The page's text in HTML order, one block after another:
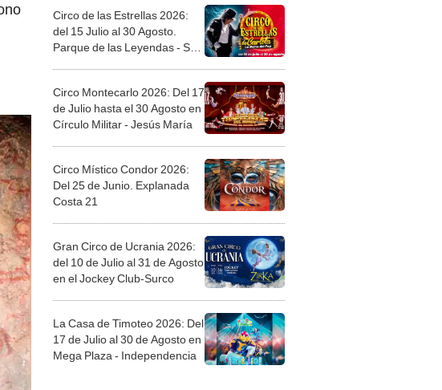
Circo de las Estrellas 2026:
del 15 Julio al 30 Agosto.
Parque de las Leyendas - San
Circo Montecarlo 2026: Del 17
de Julio hasta el 30 Agosto en
Círculo Militar - Jesús María
Circo Místico Condor 2026:
Del 25 de Junio. Explanada
Costa 21
Gran Circo de Ucrania 2026:
del 10 de Julio al 31 de Agosto
en el Jockey Club-Surco
La Casa de Timoteo 2026: Del
17 de Julio al 30 de Agosto en
Mega Plaza - Independencia